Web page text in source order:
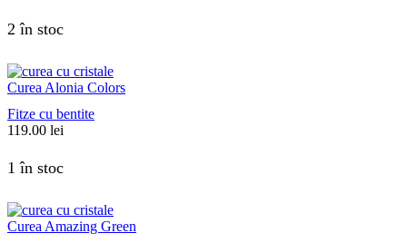
2 în stoc
Curea Alonia Colors
Fitze cu bentite
119.00 lei
1 în stoc
Curea Amazing Green